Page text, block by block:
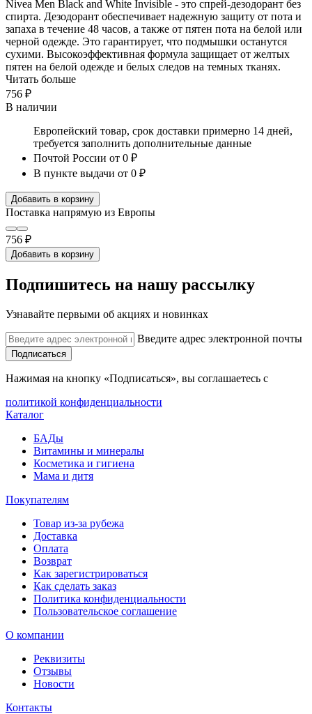
Nivea Men Black and White Invisible - это спрей-дезодорант без
спирта. Дезодорант обеспечивает надежную защиту от пота и
запаха в течение 48 часов, а также от пятен пота на белой или
черной одежде. Это гарантирует, что подмышки останутся
сухими. Высокоэффективная формула защищает от желтых
пятен на белой одежде и белых следов на темных тканях.
Читать больше
756 ₽
В наличии
Европейский товар, срок доставки примерно 14 дней,
требуется заполнить дополнительные данные
Почтой России от 0 ₽
В пункте выдачи от 0 ₽
Добавить в корзину
Поставка напрямую из Европы
756 ₽
Добавить в корзину
Подпишитесь на нашу рассылку
Узнавайте первыми об акциях и новинках
Введите адрес электронной почты
Подписаться
Нажимая на кнопку «Подписаться», вы соглашаетесь с
политикой конфиденциальности
Каталог
БАДы
Витамины и минералы
Косметика и гигиена
Мама и дитя
Покупателям
Товар из-за рубежа
Доставка
Оплата
Возврат
Как зарегистрироваться
Как сделать заказ
Политика конфиденциальности
Пользовательское соглашение
О компании
Реквизиты
Отзывы
Новости
Контакты